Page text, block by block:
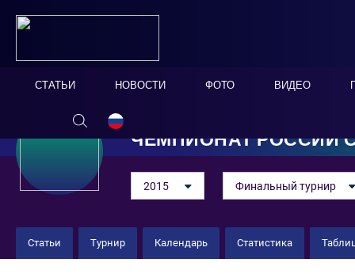
СТАТЬИ НОВОСТИ ФОТО ВИДЕО
ЧЕМПИОНАТ РОССИИ
2015 Финальный турнир
Статьи Турнир Календарь Статистика